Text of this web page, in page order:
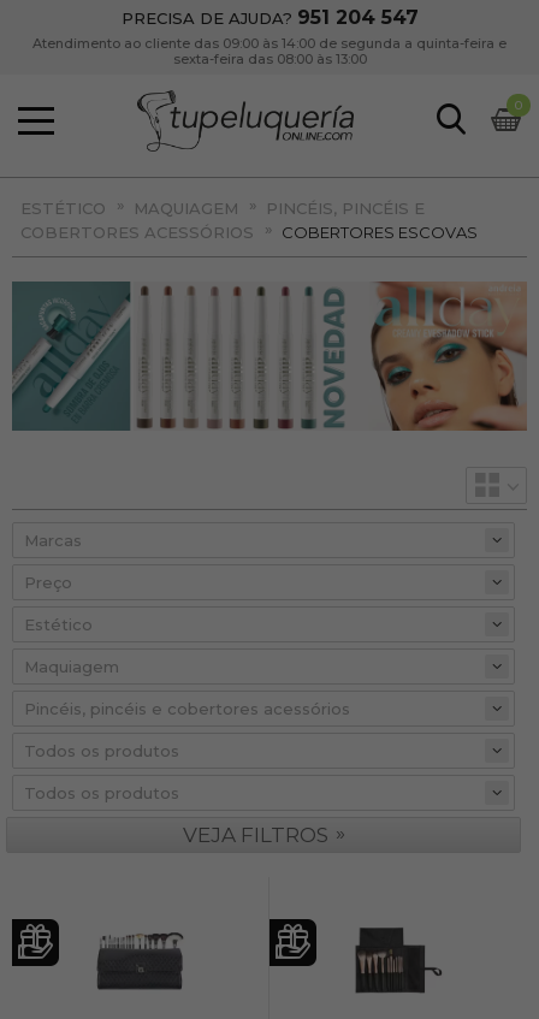
PRECISA DE AJUDA? 951 204 547
Atendimento ao cliente das 09:00 às 14:00 de segunda a quinta-feira e
sexta-feira das 08:00 às 13:00
0
ESTÉTICO » MAQUIAGEM »
PINCÉIS, PINCÉIS E
COBERTORES ACESSÓRIOS
» COBERTORES ESCOVAS
Preço
VEJA FILTROS »